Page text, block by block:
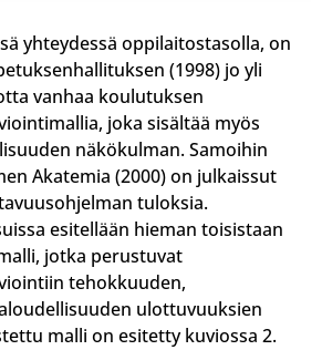
yhteydessä oppilaitostasolla, on
(1998) jo yli
vanhaa koulutuksen
joka sisältää myös
näkökulman. Samoihin
Akatemia (2000) on julkaissut
tuloksia.
esitellään hieman toisistaan
jotka perustuvat
tehokkuuden,
ulottuvuuksien
malli on esitetty kuviossa 2.